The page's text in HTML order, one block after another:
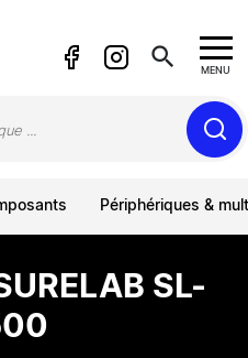
search MENU
Périphériques &
SL-